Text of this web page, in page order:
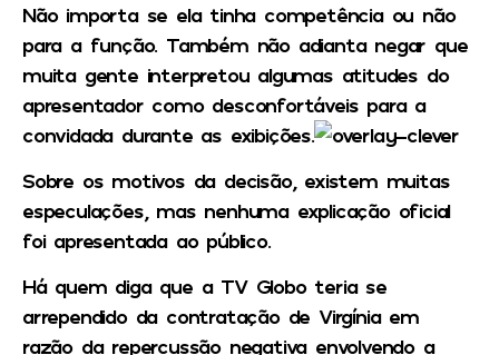
Não importa se ela tinha competência ou não
para a função. Também não adianta negar que
muita gente interpretou algumas atitudes do
apresentador como desconfortáveis para a
convidada durante as exibições.
Sobre os motivos da decisão, existem muitas
especulações, mas nenhuma explicação oficial
foi apresentadaao público.
Há quem diga que a TV Globo teria se
arrependido da contratação de Virgínia em
razão da repercussão negativa envolvendo a